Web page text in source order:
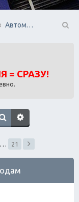
Автомобили: куплю/продам
= СРАЗУ!
21